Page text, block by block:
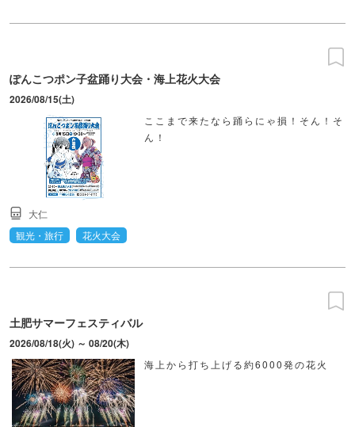
ぽんこつポン子盆踊り大会・海上花火大会
2026/08/15(土)
ここまで来たなら踊らにゃ損！そん！そ
ん！
大仁
観光・旅行
花火大会
土肥サマーフェスティバル
2026/08/18(火) ～ 08/20(木)
海上から打ち上げる約6000発の花火